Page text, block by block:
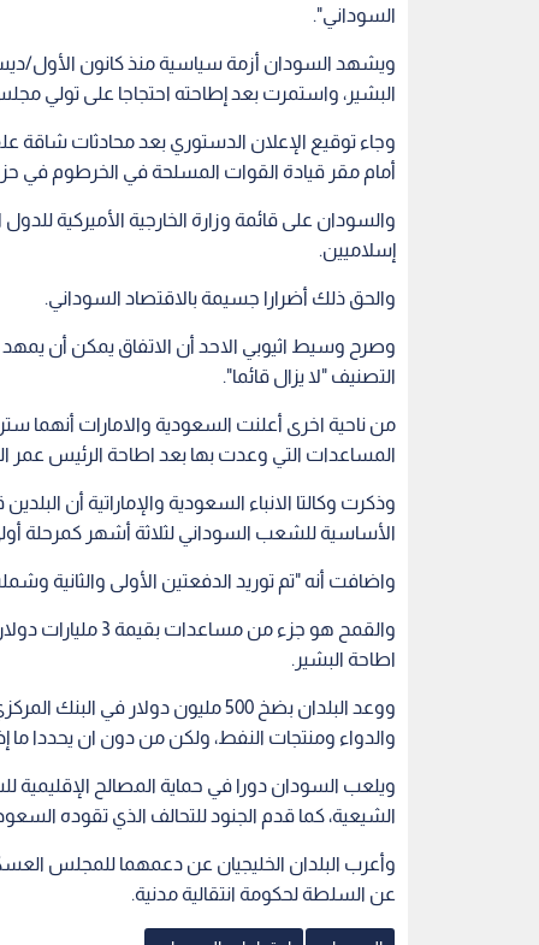
السوداني".
ويشهد السودان أزمة سياسية منذ كانون الأول/
البشير، واستمرت بعد إطاحته احتجاجا على تولي
وجاء توقيع الإعلان الدستوري بعد محادثات
أمام مقر قيادة القوات المسلحة في الخرطوم في
إسلاميين.
والحق ذلك أضرارا جسيمة بالاقتصاد السوداني.
وصرح وسيط اثيوبي الاحد أن الاتفاق يمكن أن
التصنيف "لا يزال قائما".
المساعدات التي وعدت بها بعد اطاحة الرئيس عمر
الأساسية للشعب السوداني لثلاثة أشهر كمرحلة
واضافت أنه "تم توريد الدفعتين الأولى والثانية وشملت 140 ألف طن من
والقمح هو جزء من
اطاحة البشير.
والدواء ومنتجات النفط، ولكن من دون ان يحددا ما
ويلعب السودان دورا في حماية المصالح
الشيعية، كما قدم الجنود للتحالف الذي تقوده
وأعرب البلدان الخليجيان عن دعمهما للمجلس
عن السلطة لحكومة انتقالية مدنية.